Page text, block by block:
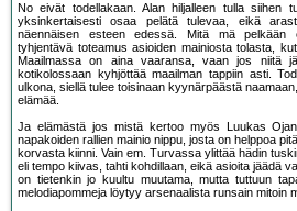
No eivät todellakaan. Alan hiljalleen tulla siihen
yksinkertaisesti osaa pelätä tulevaa, eikä
näennäisen esteen edessä. Mitä mä pelkään
tyhjentävä toteamus asioiden mainiosta tolasta,
Maailmassa on aina vaaransa, vaan jos niitä
kotikolossaan kyhjöttää maailman tappiin asti.
ulkona, siellä tulee toisinaan kyynärpäästä
elämää.
Ja elämästä jos mistä kertoo myös Luukas
napakoiden rallien mainio nippu, josta on helppoa
korvasta kiinni. Vain em. Turvassa ylittää hädin
eli tempo kiivas, tahti kohdillaan, eikä asioita jäädä
on tietenkin jo kuultu muutama, mutta tuttuun
melodiapommeja löytyy arsenaalista runsain mitoin